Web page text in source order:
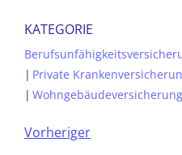
KATEGORIE
| Private
| Wohngebäudeversicherung
Vorheriger